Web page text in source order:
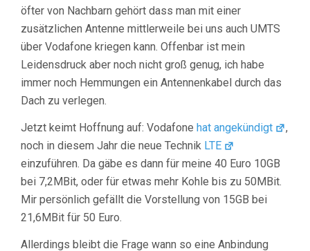
öfter von Nachbarn gehört dass man mit einer
zusätzlichen Antenne mittlerweile bei uns auch UMTS
über Vodafone kriegen kann. Offenbar ist mein
Leidensdruck aber noch nicht groß genug, ich habe
immer noch Hemmungen ein Antennenkabel durch das
Dach zu verlegen.
Jetzt keimt Hoffnung auf: Vodafone hat angekündigt
,
noch in diesem Jahr die neue Technik LTE
einzuführen. Da gäbe es dann für meine 40 Euro 10GB
bei 7,2MBit, oder für etwas mehr Kohle bis zu 50MBit.
Mir persönlich gefällt die Vorstellung von 15GB bei
21,6MBit für 50 Euro.
Allerdings bleibt die Frage wann so eine Anbindung